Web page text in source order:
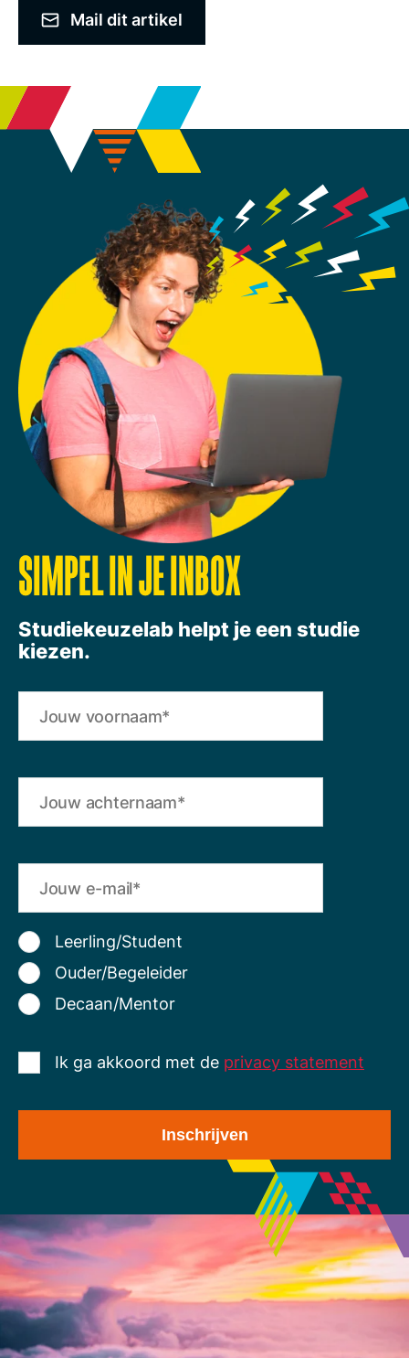
Mail dit artikel
SIMPEL IN JE INBOX
Studiekeuzelab helpt je een studie
kiezen.
Leerling/Student
Ouder/Begeleider
Decaan/Mentor
Ik ga akkoord met de privacy statement